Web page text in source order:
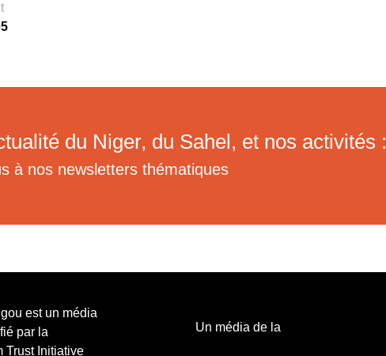
du Niger, du Sahel, et nos activités :
à nos newsletters thématiques
est un média
par la
Trust Initiative
Un média de la